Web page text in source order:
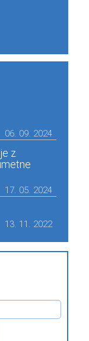
06. 09. 2024
z
17. 05. 2024
13. 11. 2022